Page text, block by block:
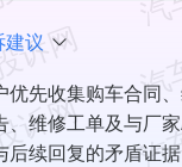
建议
优先收集购车合同
、维修工单及与厂
后续回复的矛盾证